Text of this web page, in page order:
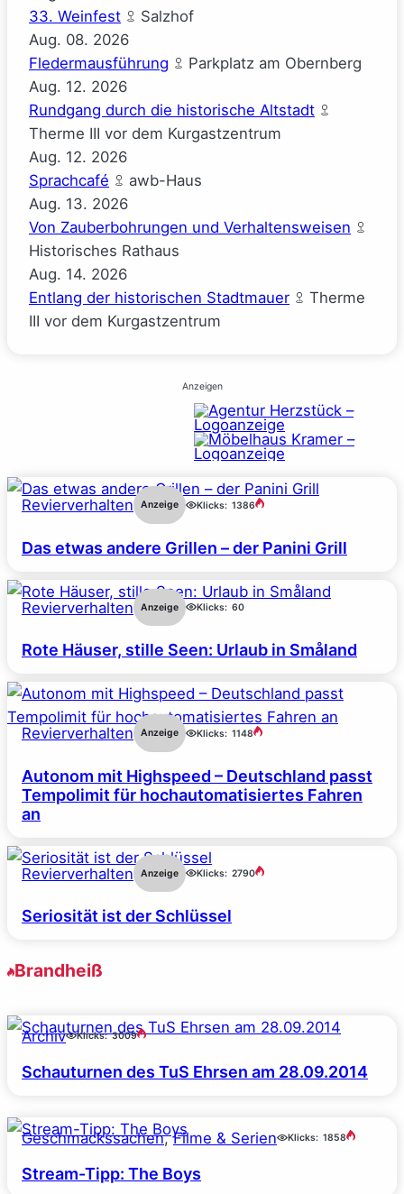
33. Weinfest
Salzhof
Aug. 08. 2026
Fledermausführung
Parkplatz am Obernberg
Aug. 12. 2026
Rundgang durch die historische Altstadt
Therme III vor dem Kurgastzentrum
Aug. 12. 2026
Sprachcafé
awb-Haus
Aug. 13. 2026
Von Zauberbohrungen und Verhaltensweisen
Historisches Rathaus
Aug. 14. 2026
Entlang der historischen Stadtmauer
Therme
III vor dem Kurgastzentrum
Anzeigen
Revierverhalten Anzeige Klicks: 1386
Das etwas andere Grillen – der Panini Grill
Revierverhalten Anzeige Klicks: 60
Rote Häuser, stille Seen: Urlaub in Småland
Revierverhalten Anzeige Klicks: 1148
Autonom mit Highspeed – Deutschland passt
Tempolimit für hochautomatisiertes Fahren
an
Revierverhalten Anzeige Klicks: 2790
Seriosität ist der Schlüssel
Brandheiß
Archiv Klicks: 3009
Schauturnen des TuS Ehrsen am 28.09.2014
Geschmackssachen, Filme & Serien Klicks: 1858
Stream-Tipp: The Boys